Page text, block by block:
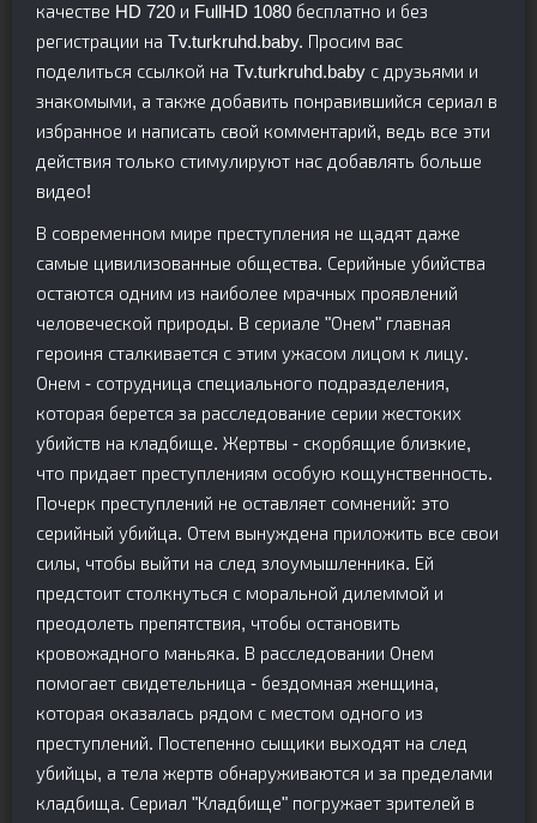
качестве HD 720 и FullHD 1080 бесплатно и без
регистрации на Tv.turkruhd.baby. Просим вас
поделиться ссылкой на Tv.turkruhd.baby с друзьями и
знакомыми, а также добавить понравившийся сериал в
избранное и написать свой комментарий, ведь все эти
действия только стимулируют нас добавлять больше
видео!
В современном мире преступления не щадят даже
самые цивилизованные общества. Серийные убийства
остаются одним из наиболее мрачных проявлений
человеческой природы. В сериале "Онем" главная
героиня сталкивается с этим ужасом лицом к лицу.
Онем - сотрудница специального подразделения,
которая берется за расследование серии жестоких
убийств на кладбище. Жертвы - скорбящие близкие,
что придает преступлениям особую кощунственность.
Почерк преступлений не оставляет сомнений: это
серийный убийца. Отем вынуждена приложить все свои
силы, чтобы выйти на след злоумышленника. Ей
предстоит столкнуться с моральной дилеммой и
преодолеть препятствия, чтобы остановить
кровожадного маньяка. В расследовании Онем
помогает свидетельница - бездомная женщина,
которая оказалась рядом с местом одного из
преступлений. Постепенно сыщики выходят на след
убийцы, а тела жертв обнаруживаются и за пределами
кладбища. Сериал "Кладбище" погружает зрителей в